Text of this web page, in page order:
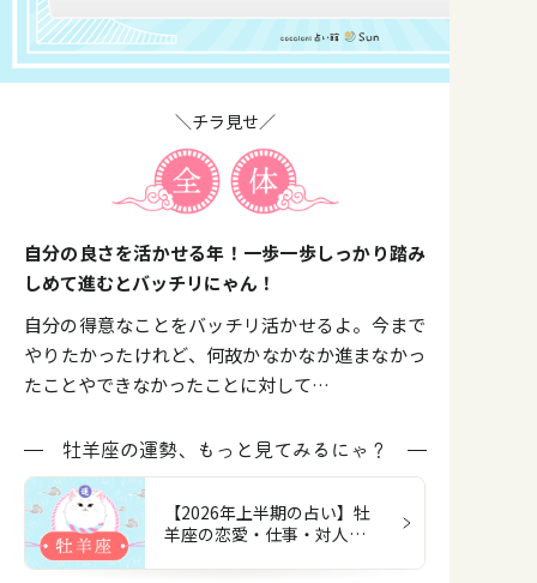
＼チラ見せ／
自分の良さを活かせる年！一歩一歩しっかり踏み
しめて進むとバッチリにゃん！
自分の得意なことをバッチリ活かせるよ。今まで
やりたかったけれど、何故かなかなか進まなかっ
たことやできなかったことに対して…
牡羊座の運勢、もっと見てみるにゃ？
【2026年上半期の占い】牡
羊座の恋愛・仕事・対人・